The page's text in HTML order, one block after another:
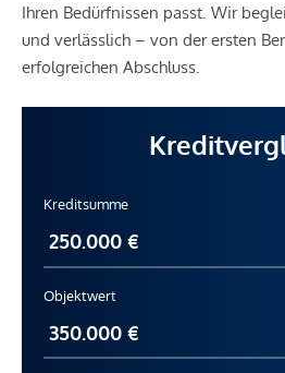
Ihren Bedürfnissen passt. Wir
und verlässlich – von der ersten
erfolgreichen Abschluss.
Kreditsumme
Objektwert